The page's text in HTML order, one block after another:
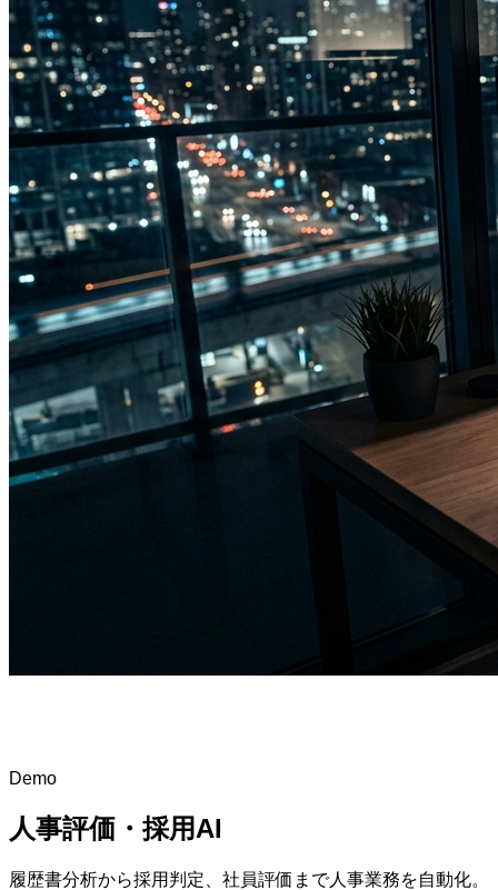
Demo
人事評価・採用AI
履歴書分析から採用判定、社員評価まで人事業務を自動化。